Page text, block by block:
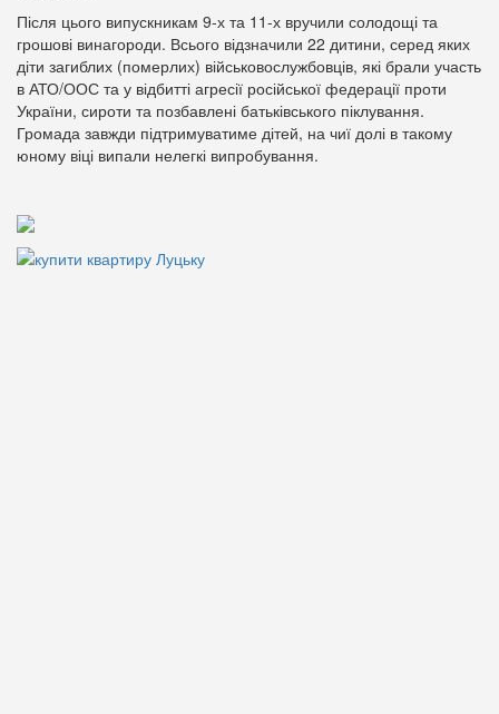
Після цього випускникам 9-х та 11-х вручили солодощі та
грошові винагороди. Всього відзначили 22 дитини, серед яких
діти загиблих (померлих) військовослужбовців, які брали участь
в АТО/ООС та у відбитті агресії російської федерації проти
України, сироти та позбавлені батьківського піклування.
Громада завжди підтримуватиме дітей, на чиї долі в такому
юному віці випали нелегкі випробування.